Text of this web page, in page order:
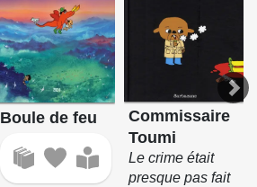
Boule de feu
Commissaire
Toumi
Le crime était
presque pas fait